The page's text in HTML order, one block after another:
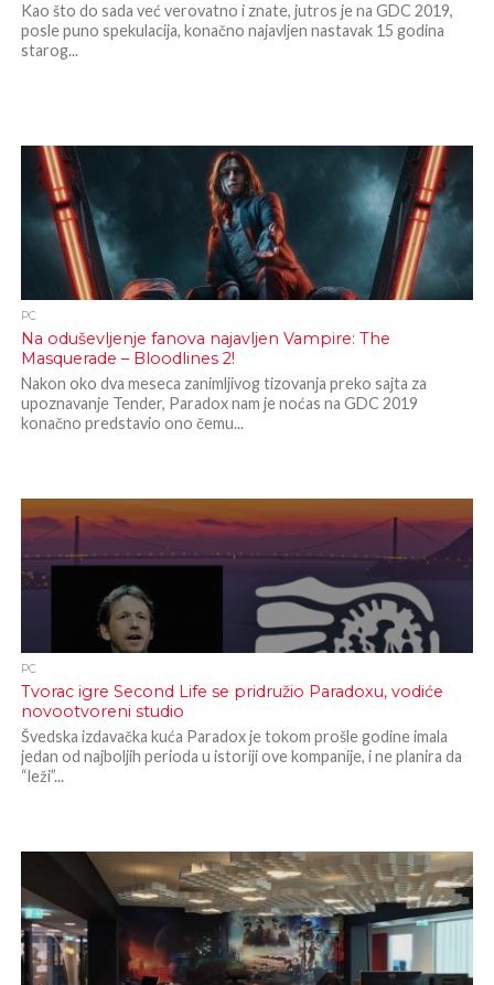
Kao što do sada već verovatno i znate, jutros je na GDC 2019,
posle puno spekulacija, konačno najavljen nastavak 15 godina
starog...
PC
Na oduševljenje fanova najavljen Vampire: The
Masquerade – Bloodlines 2!
Nakon oko dva meseca zanimljivog tizovanja preko sajta za
upoznavanje Tender, Paradox nam je noćas na GDC 2019
konačno predstavio ono čemu...
PC
Tvorac igre Second Life se pridružio Paradoxu, vodiće
novootvoreni studio
Švedska izdavačka kuća Paradox je tokom prošle godine imala
jedan od najboljih perioda u istoriji ove kompanije, i ne planira da
“leži”...